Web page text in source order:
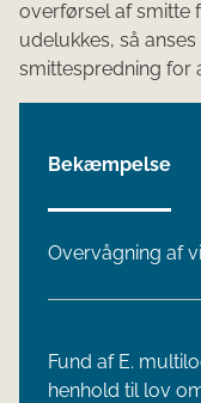
overførsel af smitte
udelukkes, så
smittespredning for
Bekæmpelse
Overvågning af
Fund af E.
henhold til lov